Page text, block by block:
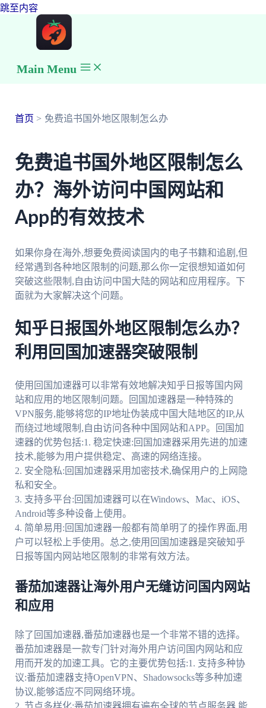
跳至内容
Main Menu
首页 免费追书国外地区限制怎么办
免费追书国外地区限制怎么
办？海外访问中国网站和
App的有效技术
如果你身在海外,想要免费阅读国内的电子书籍和追剧,但
经常遇到各种地区限制的问题,那么你一定很想知道如何
突破这些限制,自由访问中国大陆的网站和应用程序。下
面就为大家解决这个问题。
知乎日报国外地区限制怎么办？
利用回国加速器突破限制
使用回国加速器可以非常有效地解决知乎日报等国内网
站和应用的地区限制问题。回国加速器是一种特殊的
VPN服务,能够将您的IP地址伪装成中国大陆地区的IP,从
而绕过地域限制,自由访问各种中国网站和APP。回国加
速器的优势包括:1. 稳定快速:回国加速器采用先进的加速
技术,能够为用户提供稳定、高速的网络连接。
2. 安全隐私:回国加速器采用加密技术,确保用户的上网隐
私和安全。
3. 支持多平台:回国加速器可以在Windows、Mac、iOS、
Android等多种设备上使用。
4. 简单易用:回国加速器一般都有简单明了的操作界面,用
户可以轻松上手使用。总之,使用回国加速器是突破知乎
日报等国内网站地区限制的非常有效方法。
番茄加速器让海外用户无缝访问国内网站
和应用
除了回国加速器,番茄加速器也是一个非常不错的选择。
番茄加速器是一款专门针对海外用户访问国内网站和应
用而开发的加速工具。它的主要优势包括:1. 支持多种协
议:番茄加速器支持OpenVPN、Shadowsocks等多种加速
协议,能够适应不同网络环境。
2. 节点多样化:番茄加速器拥有遍布全球的节点服务器,能